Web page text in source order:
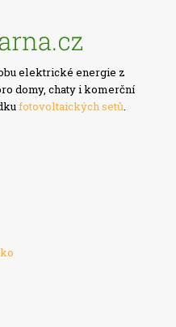
elektrické energie z
domy, chaty i komerční
fotovoltaických setů.